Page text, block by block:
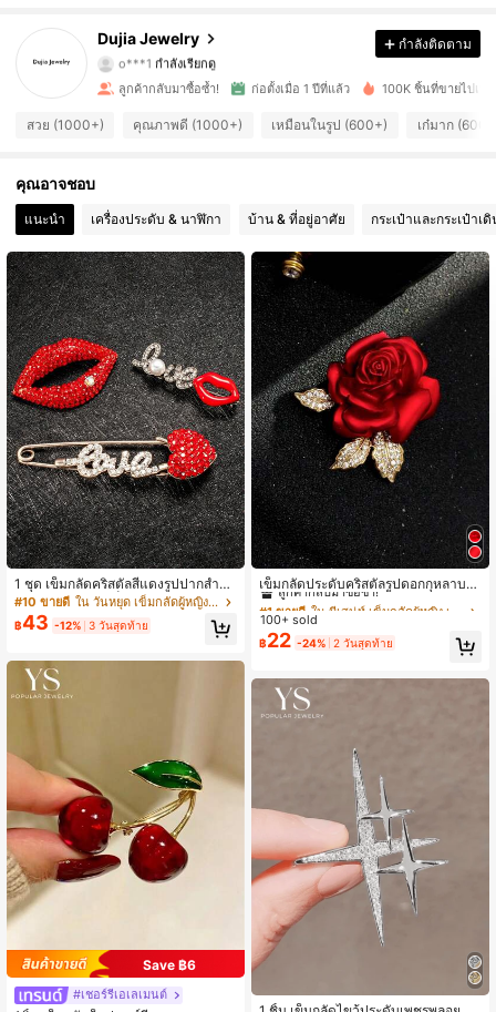
Dujia Jewelry
4.86
o***1 กำลังเรียกดู
4.86
1.6K ผู้ติดตาม
4.86 1.6K ผู้ติดตาม
4.86 1.6K ผู้ติดตาม
4.86 1.6K ผู้ติดตาม
4.86 1.6K ผู้ติดตาม
4.86 1.6K ผู้ติดตาม
กำลังติดตาม
ลูกค้ากลับมาซื้อซ้ำ! ก่อตั้งเมื่อ 1 ปีที่แล้ว 100K ชิ้นที่ขายไปเมื่อ
สวย (1000+) คุณภาพดี (1000+) เหมือนในรูป (600+) เก๋มาก
คุณอาจชอบ
แนะนำ เครื่องประดับ & นาฬิกา บ้าน & ที่อยู่อาศัย กระเป๋าและกระเป๋าเ
1 ชุด เข็มกลัดคริสตัลสีแดงรูปปากสำหรั
บวันวาเลนไทน์, เข็มกลัดรูปหัวใจสีแดง,
ของขวัญเครื่องประดับแฟชั่นหรูหรา, เห
มาะสำหรับผู้หญิงสวมใส่ในโอกาสออกเ
#10 ขายดี ใน วันหยุด เข็มกลัดผู้หญิง เข็มกลัดปก & แหวนผ้าพัน
฿43 -12% 3 วันสุดท้าย
Save ฿6
#เชอร์รี่เอเลเมนต์
เข็มกลัดประดับคริสตัลรูปดอกกุหลาบสี
แดงสำหรับผู้หญิง แฟชั่นและใช้งานได้
หลากหลาย
#1 ขายดี
ใน มีเสน่ห์ เข็มกลัดผู้หญิง เข็มกลัดปก & แหวนผ้าพั
ลูกค้ากลับมาซื้อซ้ำ!
#1 ขายดี
ลูกค้ากลับมาซื้อซ้ำ!
#1 ขายดี
ลูกค้ากลับมาซื้อซ้ำ!
#1 ขายดี
ใน มีเสน่ห์ เข็มกลัดผู้หญิง เข็มกลัดปก & แหวนผ้าพั
100+ sold
฿22 -24% 2 วันสุดท้าย
ลูกค้ากลับมาซื้อซ้ำ!